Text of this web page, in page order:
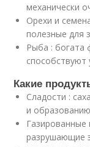
механически
Орехи и
полезные для
Рыба : богата
способствуют
Какие
Сладости :
и
Газированные
разрушающие